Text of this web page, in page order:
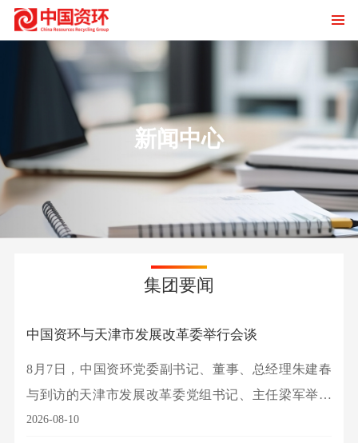
新闻中心
集团要闻
中国资环与天津市发展改革委举行会谈
8月7日，中国资环党委副书记、董事、总经理朱建春
与到访的天津市发展改革委党组书记、主任梁军举行
会谈。
2026-08-10